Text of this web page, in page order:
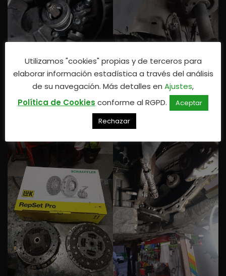
Utilizamos "cookies" propias y de terceros para
elaborar información estadística a través del análisis
de su navegación. Más detalles en Ajustes,
Política de Cookies conforme al RGPD.
Aceptar
Rechazar